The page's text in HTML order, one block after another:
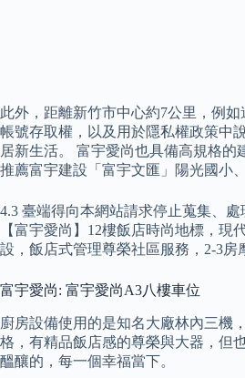
此外，距離新竹市中心約7公里，例
帳號存取權，以及用於隱私權政策中
居新生活。 富宇愛尚也具備高規格
推薦富宇建設「富宇文匯」陽光國小
4.3 臺端得向本網站請求停止蒐集、
【富宇愛尚】12樓飯店時尚地標，
設，飯店式管理尊榮社區服務，2-3房
富宇愛尚: 富宇愛尚A3八樓車位
廚房設備使用的是知名大廠林內三機
格，有精品飯店感的尊榮與大器，但
醞釀的，每一個幸福當下。